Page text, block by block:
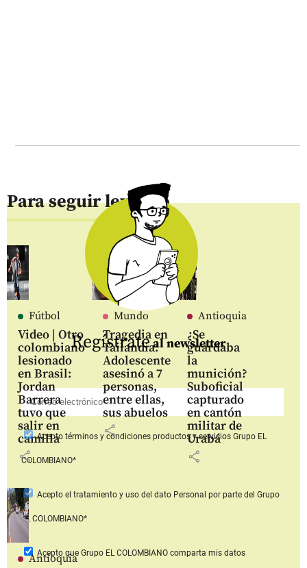
Para seguir leyendo
Fútbol
Video | Otro
colombiano
lesionado
en Brasil:
Jordan
Barrera
tuvo que
salir en
camilla
share
Mundo
Tragedia en
Tailandia:
Adolescente
asesinó a 7
personas,
entre ellas,
sus abuelos
share
Antioquia
¿Se
guardaba
la
munición?
Suboficial
capturado
en cantón
militar de
Urabá
share
Antioquia
Regístrateal newsletter
Aceptotérminos y condiciones productos y serviciosGrupo EL
COLOMBIANO*
Acepto el tratamiento y uso del dato Personal por parte del Grupo
EL COLOMBIANO*
Acepto que Grupo EL COLOMBIANOcomparta mis datos